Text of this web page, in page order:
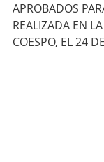
APROBADOS
REALIZADA EN
COESPO, EL 24